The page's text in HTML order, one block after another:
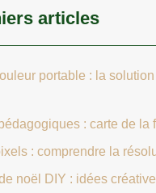
articles
portable : la
: carte de la
: comprendre la
noël DIY : idées